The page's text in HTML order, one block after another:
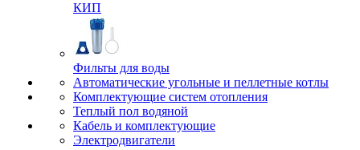
КИП
Фильты для воды
Автоматические угольные и пеллетные котлы
Комплектующие систем отопления
Теплый пол водяной
Кабель и комплектующие
Электродвигатели